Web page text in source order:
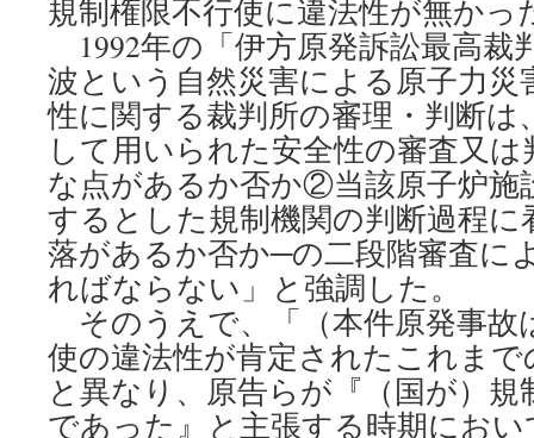
規制権限不行使に違法性が無かっ
1992年の「伊方原発訴訟最高裁
波という自然災害による原子力災
性に関する裁判所の審理・判断
して用いられた安全性の審査又
な点があるか否か②当該原子炉施
するとした規制機関の判断過程に
落があるか否か─の二段階審査に
ればならない」と強調した。
そのうえで、「（本件原発事故
使の違法性が肯定されたこれま
と異なり、原告らが『（国が）
であった』と主張する時期にお